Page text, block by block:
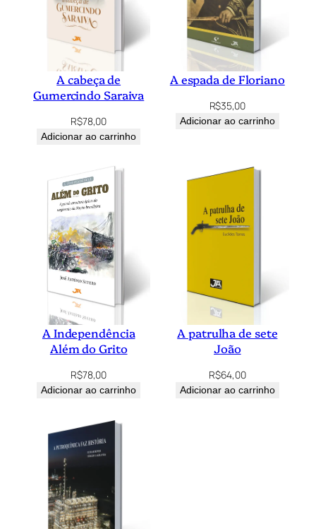
A cabeça de
Gumercindo Saraiva
R$78,00
Adicionar ao carrinho
A espada de Floriano
R$35,00
Adicionar ao carrinho
A Independência
Além do Grito
R$78,00
Adicionar ao carrinho
A patrulha de sete
João
R$64,00
Adicionar ao carrinho